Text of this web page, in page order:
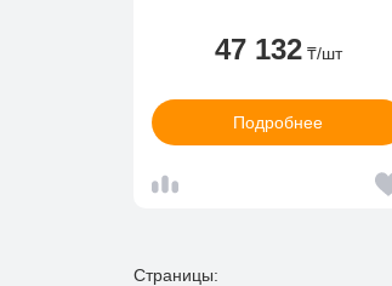
47 132 ₸/шт
Подробнее
Страницы: